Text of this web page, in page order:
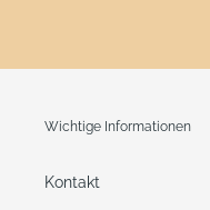
Wichtige Informationen
Kontakt